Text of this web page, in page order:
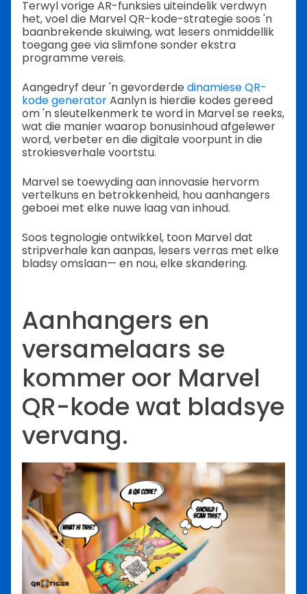
Terwyl vorige AR-funksies uiteindelik verdwyn
het, voel die Marvel QR-kode-strategie soos 'n
baanbrekende skuiwing, wat lesers onmiddellik
toegang gee via slimfone sonder ekstra
programme vereis.
Aangedryf deur 'n gevorderde dinamiese QR-
kode generatorAanlyn is hierdie kodes gereed
om 'n sleutelkenmerk te word in Marvel se reeks,
wat die manier waarop bonusinhoud afgelewer
word, verbeter en die digitale voorpunt in die
strokiesverhale voortstu.
Marvel se toewyding aan innovasie hervorm
vertelkuns en betrokkenheid, hou aanhangers
geboei met elke nuwe laag van inhoud.
Soos tegnologie ontwikkel, toon Marvel dat
stripverhale kan aanpas, lesers verras met elke
bladsy omslaan— en nou, elke skandering.
Aanhangers en
versamelaars se
kommer oor Marvel
QR-kode wat bladsye
vervang.